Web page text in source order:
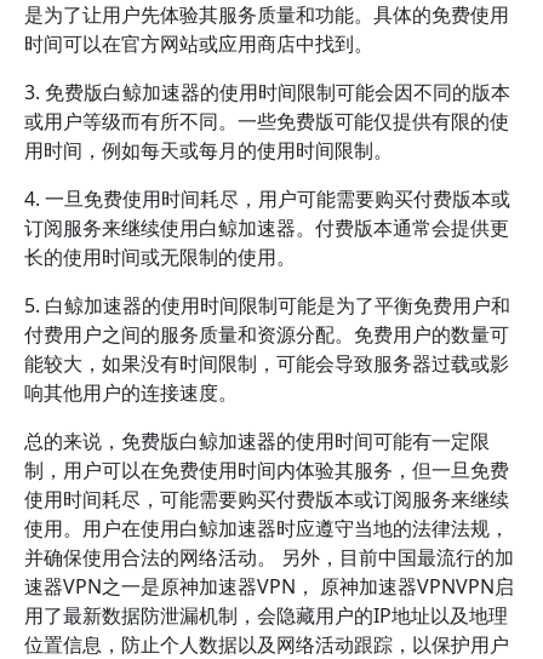
是为了让用户先体验其服务质量和功能。具体的免费使用
时间可以在官方网站或应用商店中找到。
3. 免费版白鲸加速器的使用时间限制可能会因不同的版本
或用户等级而有所不同。一些免费版可能仅提供有限的使
用时间，例如每天或每月的使用时间限制。
4. 一旦免费使用时间耗尽，用户可能需要购买付费版本或
订阅服务来继续使用白鲸加速器。付费版本通常会提供更
长的使用时间或无限制的使用。
5. 白鲸加速器的使用时间限制可能是为了平衡免费用户和
付费用户之间的服务质量和资源分配。免费用户的数量可
能较大，如果没有时间限制，可能会导致服务器过载或影
响其他用户的连接速度。
总的来说，免费版白鲸加速器的使用时间可能有一定限
制，用户可以在免费使用时间内体验其服务，但一旦免费
使用时间耗尽，可能需要购买付费版本或订阅服务来继续
使用。用户在使用白鲸加速器时应遵守当地的法律法规，
并确保使用合法的网络活动。 另外，目前中国最流行的加
速器VPN之一是原神加速器VPN， 原神加速器VPNVPN启
用了最新数据防泄漏机制，会隐藏用户的IP地址以及地理
位置信息，防止个人数据以及网络活动跟踪，以保护用户